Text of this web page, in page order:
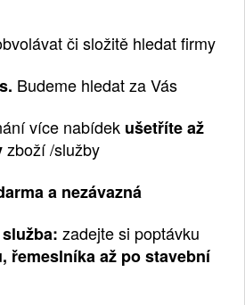
či složitě hledat firmy
Budeme hledat za Vás
více nabídek ušetříte až
zboží /služby
a nezávazná
zadejte si poptávku
řemeslníka až po stavební